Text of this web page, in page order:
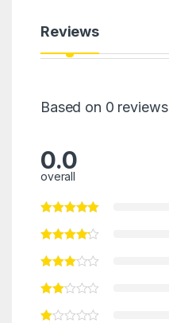
Reviews
Based on 0 reviews
0.0
overall